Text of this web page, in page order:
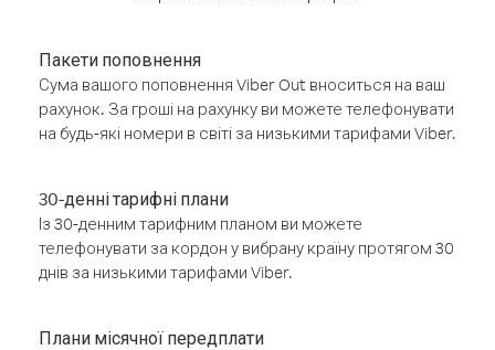
Пакети поповнення
Сума вашого поповнення Viber Out вноситься на ваш
рахунок. За гроші на рахунку ви можете телефонувати
на будь-які номери в світі за низькими тарифами Viber.
30-денні тарифні плани
Із 30-денним тарифним планом ви можете
телефонувати за кордон у вибрану країну протягом 30
днів за низькими тарифами Viber.
Плани місячної передплати